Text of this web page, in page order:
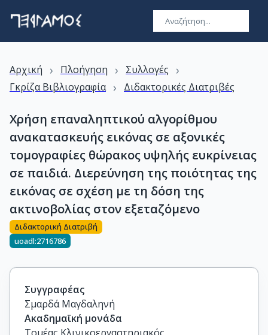
Αρχική › Πλοήγηση › Συλλογές ›
Γκρίζα Βιβλιογραφία › Διδακτορικές Διατριβές
Χρήση επαναληπτικού αλγορίθμου
ανακατασκευής εικόνας σε αξονικές
τομογραφίες θώρακος υψηλής ευκρίνειας
σε παιδιά. Διερεύνηση της ποιότητας της
εικόνας σε σχέση με τη δόση της
ακτινοβολίας στον εξεταζόμενο
Διδακτορική Διατριβή
uoadl:2716786
Συγγραφέας
Σμαρδά Μαγδαληνή
Ακαδημαϊκή μονάδα